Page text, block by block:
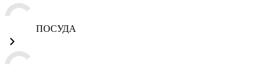
ПОСУДА